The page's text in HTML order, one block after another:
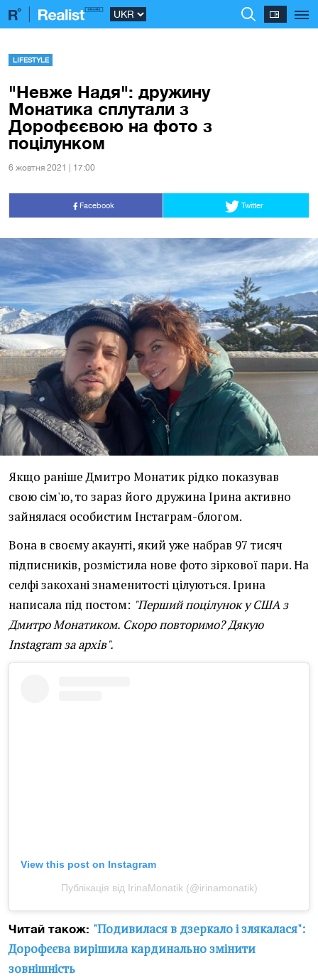
LIFESTYLE
"Невже Надя": дружину
Монатика сплутали з
Дорофєєвою на фото з
поцілунком
6 жовтня 2021 | 17:00
Facebook Twitter
Якщо раніше Дмитро Монатик рідко показував
свою сім'ю, то зараз його дружина Ірина активно
зайнялася особистим Інстаграм-блогом.
Вона в своєму акаунті, який уже набрав 97 тисяч
підписників, розмістила нове фото зіркової пари. На
селфі закохані знаменитості цілуються. Ірина
написала під постом: "Перший поцілунок у США з
Дмитро Монатиком. Скоро повторимо? Дякую
Instagram за архів".
View this post on Instagram
Публікація від IrinaMonatik (@irinamonatik)
Читай також: "Подивилася в дзеркало і злякалася":
Дорофєєва вирішила кардинально змінити
зовнішність